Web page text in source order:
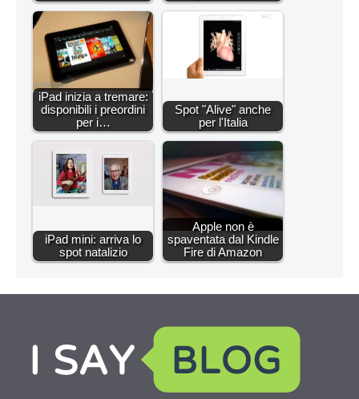
iPad inizia a tremare:
disponibili i preordini
per i…
Spot "Alive" anche
per l'Italia
iPad mini: arriva lo
spot natalizio
Apple non è
spaventata dal Kindle
Fire di Amazon